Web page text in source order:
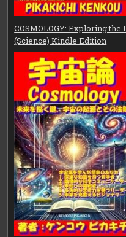
COSMOLOGY: Exploring
(Science) Kindle Edition